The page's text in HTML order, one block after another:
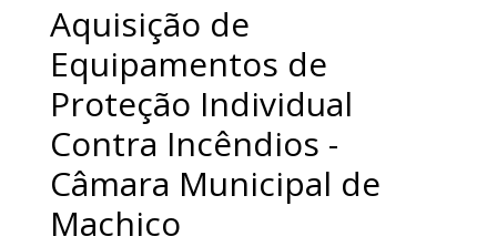
Aquisição de
Equipamentos de
Proteção Individual
Contra Incêndios -
Câmara Municipal de
Machico